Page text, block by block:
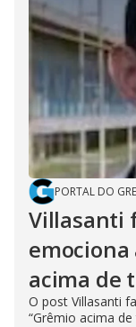
PORTAL DO
Villasanti
emociona
acima de
O post Villasanti
“Grêmio acima